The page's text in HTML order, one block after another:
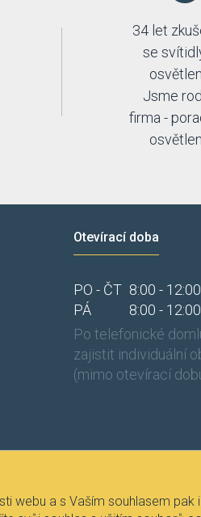
34 let
se
Jsme
firma -
Otevírací doba
PO - ČT 8:00 - 12:00
PÁ
8:00 - 12:00
Po telefonické
zajistit individuální
(mimo otevírací
webu a s Vaším souhlasem pak